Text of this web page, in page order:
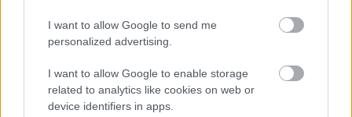
I want to allow Google to send me
personalized advertising.
I want to allow Google to enable storage
related to analytics like cookies on web or
device identifiers in apps.